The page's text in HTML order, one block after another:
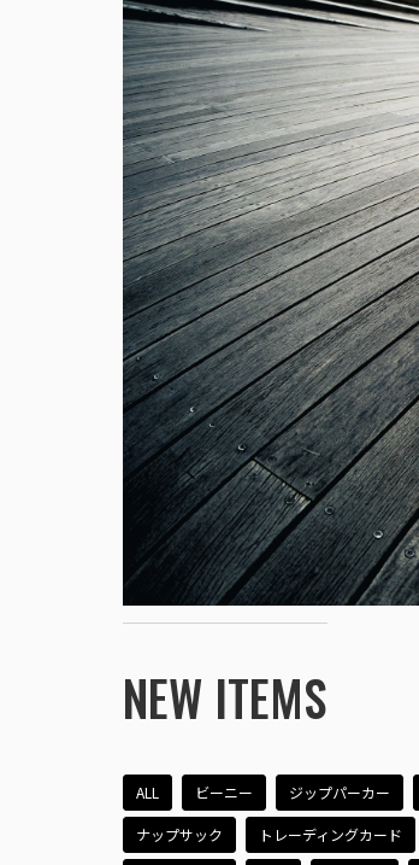
NEW ITEMS
ALL ビーニー ジップパーカー
ナップサック トレーディングカード